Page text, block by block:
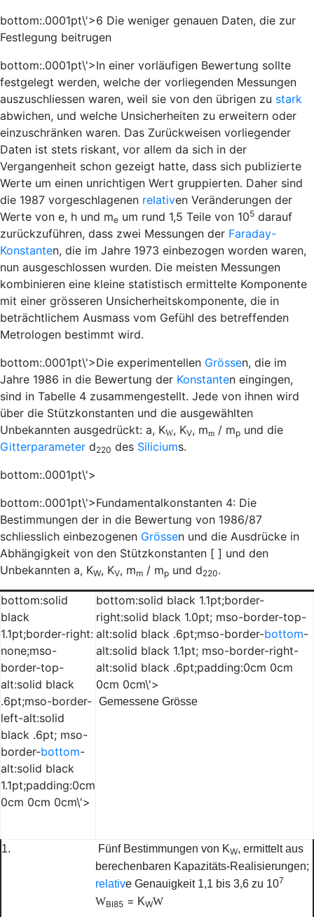
bottom:.0001pt\'>6 Die weniger genauen Daten, die zur
Festlegung beitrugen
bottom:.0001pt\'>In einer vorläufigen Bewertung sollte
festgelegt werden, welche der vorliegenden Messungen
auszuschliessen waren, weil sie von den übrigen zu stark
abwichen, und welche Unsicherheiten zu erweitern oder
einzuschränken waren. Das Zurückweisen vorliegender
Daten ist stets riskant, vor allem da sich in der
Vergangenheit schon gezeigt hatte, dass sich publizierte
Werte um einen unrichtigen Wert gruppierten. Daher sind
die 1987 vorgeschlagenen relativen Veränderungen der
Werte von e, h und me um rund 1,5 Teile von 105 darauf
zurückzuführen, dass zwei Messungen der Faraday-
Konstanten, die im Jahre 1973 einbezogen worden waren,
nun ausgeschlossen wurden. Die meisten Messungen
kombinieren eine kleine statistisch ermittelte Komponente
mit einer grösseren Unsicherheitskomponente, die in
beträchtlichem Ausmass vom Gefühl des betreffenden
Metrologen bestimmt wird.
bottom:.0001pt\'>Die experimentellen Grössen, die im
Jahre 1986 in die Bewertung der Konstanten eingingen,
sind in Tabelle 4 zusammengestellt. Jede von ihnen wird
über die Stützkonstanten und die ausgewählten
Unbekannten ausgedrückt: a, KW, KV, mm / mp und die
Gitterparameter d220 des Siliciums.
bottom:.0001pt\'>
bottom:.0001pt\'>Fundamentalkonstanten 4: Die
Bestimmungen der in die Bewertung von 1986/87
schliesslich einbezogenen Grössen und die Ausdrücke in
Abhängigkeit von den Stützkonstanten [ ] und den
Unbekannten a, KW, KV, mm / mp und d220.
bottom:solid
black
1.1pt;border-right:
none;mso-
border-top-
alt:solid black
.6pt;mso-border-
left-alt:solid
black .6pt; mso-
border-bottom-
alt:solid black
1.1pt;padding:0cm
0cm 0cm 0cm\'>
bottom:solid black 1.1pt;border-
right:solid black 1.0pt; mso-border-top-
alt:solid black .6pt;mso-border-bottom-
alt:solid black 1.1pt; mso-border-right-
alt:solid black .6pt;padding:0cm 0cm
0cm 0cm\'>
Gemessene Grösse
1. Fünf Bestimmungen von KW, ermittelt aus
berechenbaren Kapazitäts-Realisierungen;
relative Genauigkeit 1,1 bis 3,6 zu 107
WBI85 = KWW